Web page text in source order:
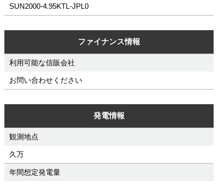
SUN2000-4.95KTL-JPL0
ファイナンス情報
利用可能な信販会社
お問い合わせください
発電情報
観測地点
久万
年間想定発電量